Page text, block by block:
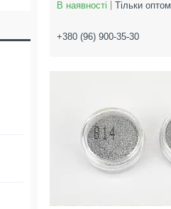
В наявності Тільки оптом
+380 (96) 900-35-30